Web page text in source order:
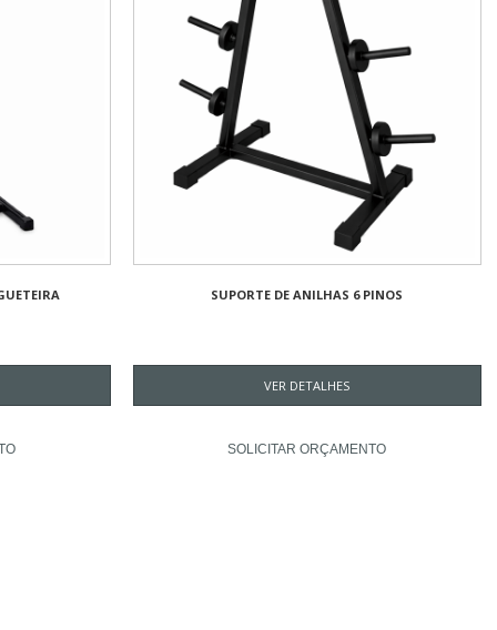
SUPORTE DE ANILHAS 6 PINOS
VER DETALHES
SOLICITAR ORÇAMENTO